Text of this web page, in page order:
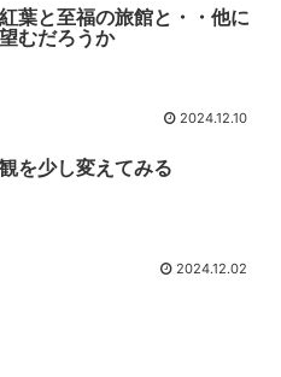
葉と至福の旅館と・・他に
むだろうか
2024.12.10
を少し変えてみる
2024.12.02